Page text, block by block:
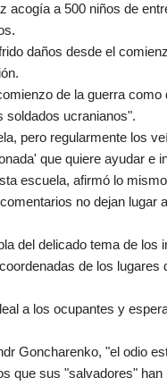
acogía a 500 niños de
daños desde el
de la guerra como
soldados ucranianos".
pero regularmente los
que quiere ayudar e
escuela, afirmó lo
no dejan lugar
del delicado tema de los
de los
a los ocupantes y
Goncharenko, "el odio
que sus "salvadores"